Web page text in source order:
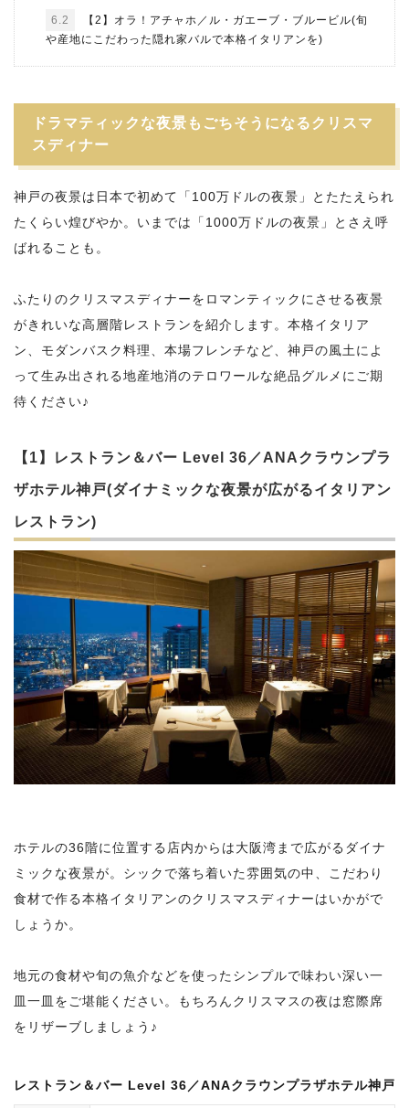
6.2
【2】オラ！アチャホ／ル・ガエーブ・ブルービル(旬
や産地にこだわった隠れ家バルで本格イタリアンを)
ドラマティックな夜景もごちそうになるクリスマ
スディナー
神戸の夜景は日本で初めて「100万ドルの夜景」とたたえられ
たくらい煌びやか。いまでは「1000万ドルの夜景」とさえ呼
ばれることも。
ふたりのクリスマスディナーをロマンティックにさせる夜景
がきれいな高層階レストランを紹介します。本格イタリア
ン、モダンバスク料理、本場フレンチなど、神戸の風土によ
って生み出される地産地消のテロワールな絶品グルメにご期
待ください♪
【1】レストラン＆バー Level 36／ANAクラウンプラ
ザホテル神戸(ダイナミックな夜景が広がるイタリアン
レストラン)
ホテルの36階に位置する店内からは大阪湾まで広がるダイナ
ミックな夜景が。シックで落ち着いた雰囲気の中、こだわり
食材で作る本格イタリアンのクリスマスディナーはいかがで
しょうか。
地元の食材や旬の魚介などを使ったシンプルで味わい深い一
皿一皿をご堪能ください。もちろんクリスマスの夜は窓際席
をリザーブしましょう♪
レストラン＆バー Level 36／ANAクラウンプラザホテル神戸